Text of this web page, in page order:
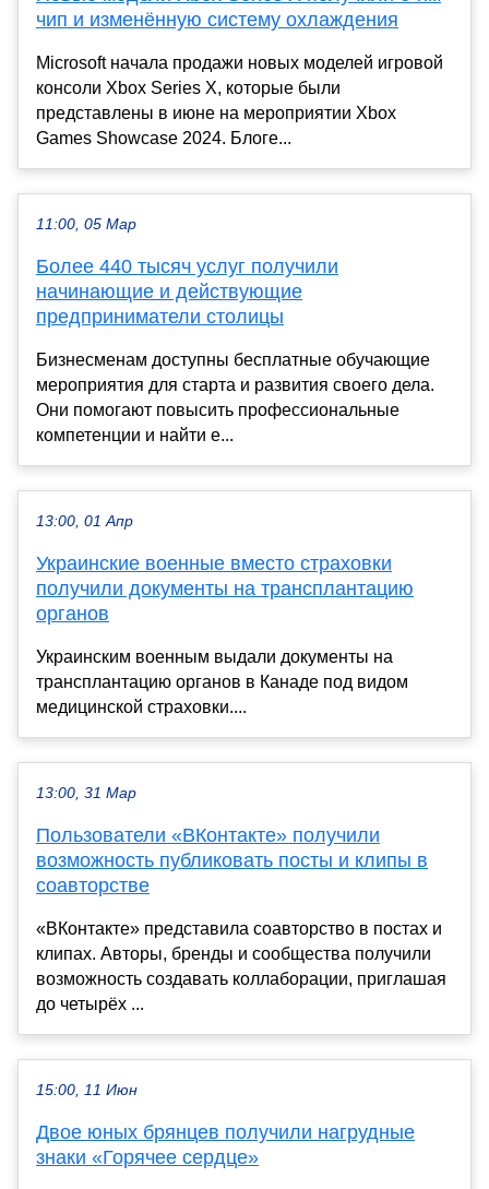
чип и изменённую систему охлаждения
Microsoft начала продажи новых моделей игровой
консоли Xbox Series X, которые были
представлены в июне на мероприятии Xbox
Games Showcase 2024. Блоге...
11:00, 05 Мар
Более 440 тысяч услуг получили
начинающие и действующие
предприниматели столицы
Бизнесменам доступны бесплатные обучающие
мероприятия для старта и развития своего дела.
Они помогают повысить профессиональные
компетенции и найти е...
13:00, 01 Апр
Украинские военные вместо страховки
получили документы на трансплантацию
органов
Украинским военным выдали документы на
трансплантацию органов в Канаде под видом
медицинской страховки....
13:00, 31 Мар
Пользователи «ВКонтакте» получили
возможность публиковать посты и клипы в
соавторстве
«ВКонтакте» представила соавторство в постах и
клипах. Авторы, бренды и сообщества получили
возможность создавать коллаборации, приглашая
до четырёх ...
15:00, 11 Июн
Двое юных брянцев получили нагрудные
знаки «Горячее сердце»